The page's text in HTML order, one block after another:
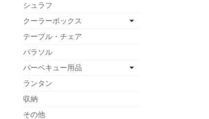
シュラフ
クーラーボックス
テーブル・チェア
パラソル
バーベキュー用品
ランタン
収納
その他